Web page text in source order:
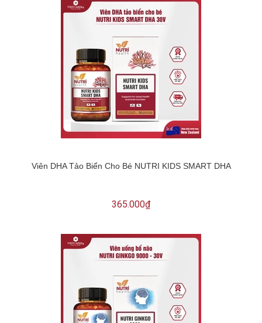
Viên DHA Tảo Biển Cho Bé NUTRI KIDS SMART DHA
365.000₫